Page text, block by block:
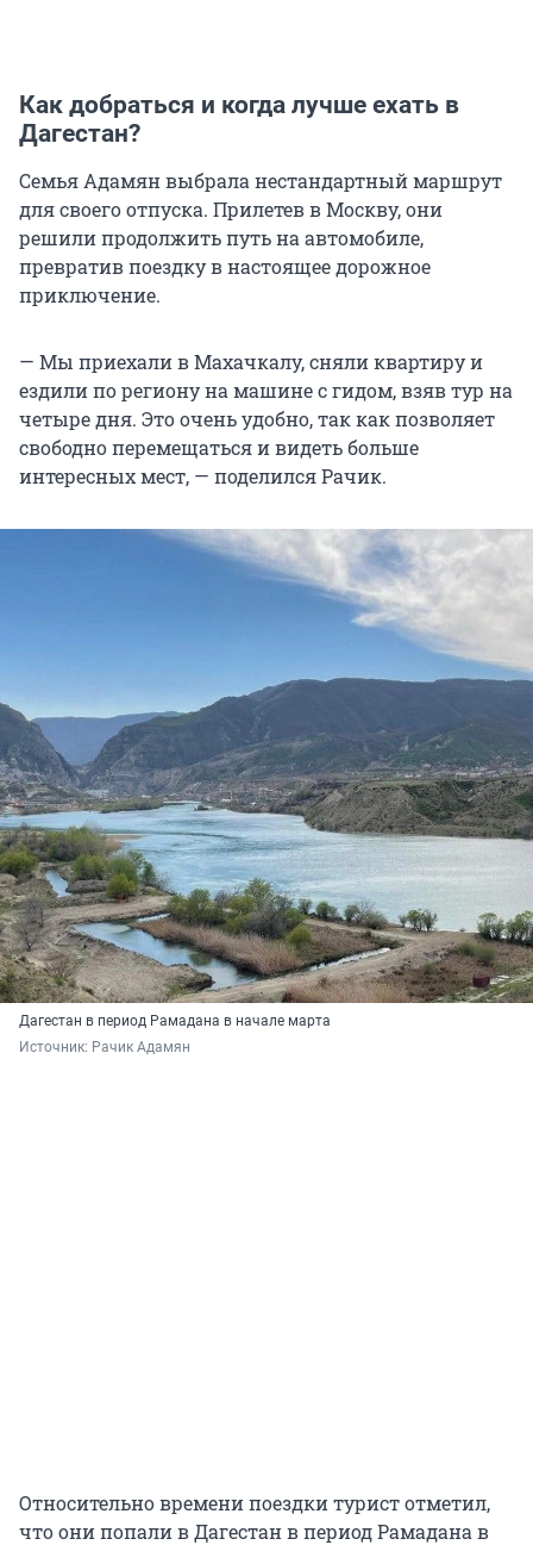
Как добраться и когда лучше ехать в
Дагестан?
Семья Адамян выбрала нестандартный маршрут
для своего отпуска. Прилетев в Москву, они
решили продолжить путь на автомобиле,
превратив поездку в настоящее дорожное
приключение.
— Мы приехали в Махачкалу, сняли квартиру и
ездили по региону на машине с гидом, взяв тур на
четыре дня. Это очень удобно, так как позволяет
свободно перемещаться и видеть больше
интересных мест, — поделился Рачик.
Дагестан в период Рамадана в начале марта
Источник: Рачик Адамян
Относительно времени поездки турист отметил,
что они попали в Дагестан в период Рамадана в